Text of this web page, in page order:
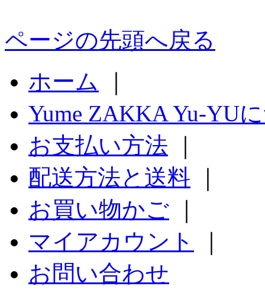
ページの先頭へ戻る
ホーム
Yume ZAKKA Yu-YU
お支払い方法
配送方法と送料
お買い物かご
マイアカウント
お問い合わせ